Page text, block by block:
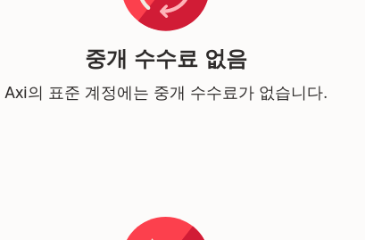
중개 수수료 없음
Axi의 표준 계정에는 중개 수수료가 없습니다.